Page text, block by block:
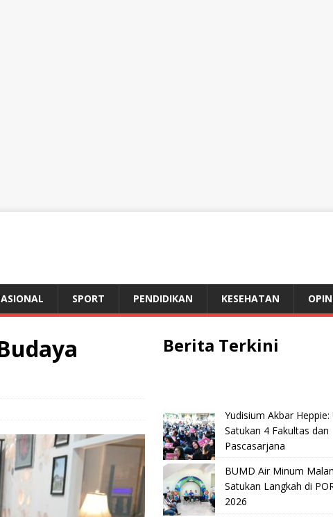
SPORT PENDIDIKAN KESEHATAN
Berita Terkini
Yudisium Akbar Heppie:
Satukan 4 Fakultas dan
Pascasarjana
BUMD Air Minum
Satukan Langkah di
2026